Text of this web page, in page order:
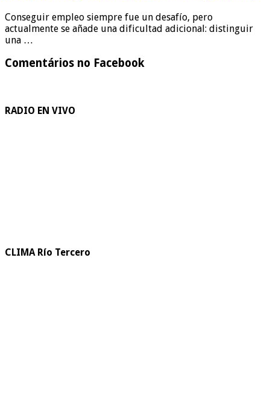
Conseguir empleo siempre fue un desafío, pero
actualmente se añade una dificultad adicional: distinguir
una …
Comentários no Facebook
RADIO EN VIVO
CLIMA Río Tercero